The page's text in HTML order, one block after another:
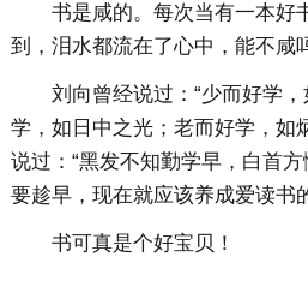
书是咸的。每次当有一本好
到，泪水都流在了心中，能不咸
刘向曾经说过：“少而好学
学，如日中之光；老而好学，如
说过：“黑发不知勤学早，白首
要趁早，现在就应该养成爱读书
书可真是个好宝贝！